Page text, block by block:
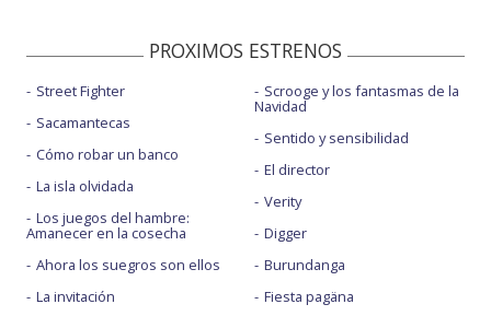
PROXIMOS ESTRENOS
Street Fighter
Sacamantecas
Cómo robar un banco
La isla olvidada
Los juegos del hambre:
Amanecer en la cosecha
Ahora los suegros son ellos
La invitación
Scrooge y los fantasmas de la
Navidad
Sentido y sensibilidad
El director
Verity
Digger
Burundanga
Fiesta pagäna